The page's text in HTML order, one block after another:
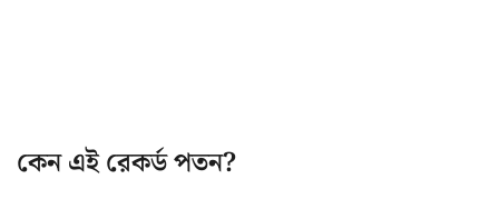
কেন এই রেকর্ড পতন?